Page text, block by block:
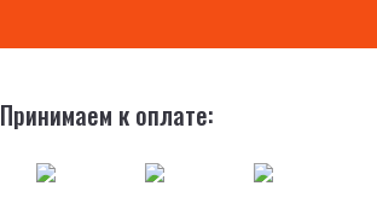
Принимаем к оплате: